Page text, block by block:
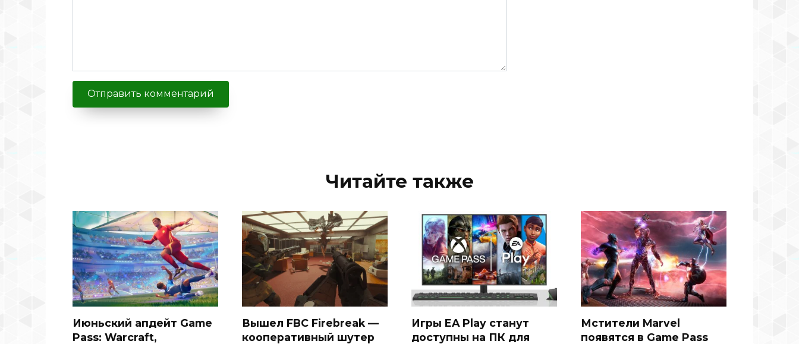
Читайте также
Июньский апдейт Game
Pass: Warcraft,
Вышел FBC Firebreak —
кооперативный шутер
Игры EA Play станут
доступны на ПК для
Мстители Marvel
появятся в Game Pass